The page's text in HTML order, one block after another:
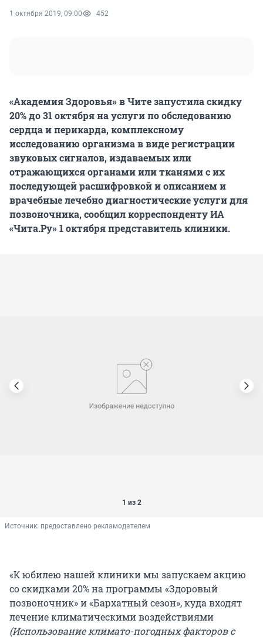
1 октября 2019, 09:00 452
«Академия Здоровья» в Чите запустила скидку
20% до 31 октября на услуги по обследованию
сердца и перикарда, комплексному
исследованию организма в виде регистрации
звуковых сигналов, издаваемых или
отражающихся органами или тканями с их
последующей расшифровкой и описанием и
врачебные лечебно диагностические услуги для
позвоночника, сообщил корреспонденту ИА
«Чита.Ру» 1 октября представитель клиники.
1 из 2
Источник: предоставлено рекламодателем
«К юбилею нашей клиники мы запускаем акцию
со скидками 20% на программы «Здоровый
позвоночник» и «Бархатный сезон», куда входят
лечение климатическими воздействиями
(Использование климато-погодных факторов с